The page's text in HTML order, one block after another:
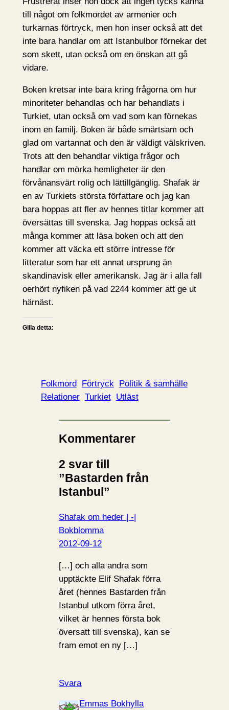
till något om folkmordet av armenier och
turkarnas förtryck, men hon inser också att det
inte bara handlar om att Istanbulbor förnekar det
som skett, utan också om en önskan att gå
vidare.
Boken kretsar inte bara kring frågorna om hur
minoriteter behandlas och har behandlats i
Turkiet, utan också om vad som kan förnekas
inom en familj. Boken är både smärtsam och
glad om vartannat och den är väldigt välskriven.
Trots att den behandlar viktiga frågor och
handlar om mörka hemligheter är den
förvånansvärt rolig och lättillgänglig. Shafak är
en av Turkiets största författare och jag kan
bara hoppas att fler av hennes titlar kommer att
översättas till svenska. Jag hoppas också att
många kommer att läsa boken och att den
kommer att väcka ett större intresse för
litteratur som har ett annat ursprung än
skandinavisk eller amerikansk. Jag är i alla fall
oerhört nyfiken på vad 2244 kommer att ge ut
härnäst.
Gilla detta:
Folkmord Förtryck Politik & samhälle
Relationer Turkiet Utläst
Kommentarer
2 svar till
”Bastarden från
Istanbul”
Shafak om heder | -|
Bokblomma
2012-09-12
[…] och alla andra som
upptäckte Elif Shafak förra
året (hennes Bastarden från
Istanbul utkom förra året,
vilket är hennes första bok
översatt till svenska), kan se
fram emot en ny […]
Svara
Emmas Bokhylla